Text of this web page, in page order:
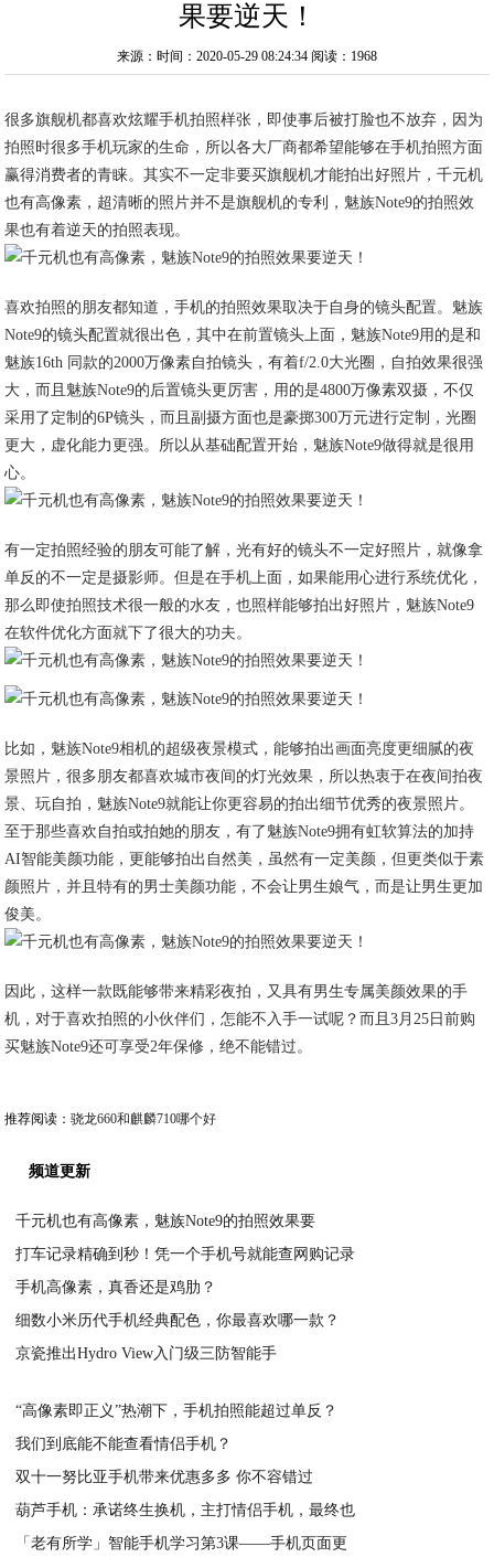
果要逆天！
来源：时间：2020-05-29 08:24:34 阅读：1968
很多旗舰机都喜欢炫耀手机拍照样张，即使事后被打脸也不放弃，因为
拍照时很多手机玩家的生命，所以各大厂商都希望能够在手机拍照方面
赢得消费者的青睐。其实不一定非要买旗舰机才能拍出好照片，千元机
也有高像素，超清晰的照片并不是旗舰机的专利，魅族Note9的拍照效
果也有着逆天的拍照表现。
喜欢拍照的朋友都知道，手机的拍照效果取决于自身的镜头配置。魅族
Note9的镜头配置就很出色，其中在前置镜头上面，魅族Note9用的是和
魅族16th 同款的2000万像素自拍镜头，有着f/2.0大光圈，自拍效果很强
大，而且魅族Note9的后置镜头更厉害，用的是4800万像素双摄，不仅
采用了定制的6P镜头，而且副摄方面也是豪掷300万元进行定制，光圈
更大，虚化能力更强。所以从基础配置开始，魅族Note9做得就是很用
心。
有一定拍照经验的朋友可能了解，光有好的镜头不一定好照片，就像拿
单反的不一定是摄影师。但是在手机上面，如果能用心进行系统优化，
那么即使拍照技术很一般的水友，也照样能够拍出好照片，魅族Note9
在软件优化方面就下了很大的功夫。
比如，魅族Note9相机的超级夜景模式，能够拍出画面亮度更细腻的夜
景照片，很多朋友都喜欢城市夜间的灯光效果，所以热衷于在夜间拍夜
景、玩自拍，魅族Note9就能让你更容易的拍出细节优秀的夜景照片。
至于那些喜欢自拍或拍她的朋友，有了魅族Note9拥有虹软算法的加持
AI智能美颜功能，更能够拍出自然美，虽然有一定美颜，但更类似于素
颜照片，并且特有的男士美颜功能，不会让男生娘气，而是让男生更加
俊美。
因此，这样一款既能够带来精彩夜拍，又具有男生专属美颜效果的手
机，对于喜欢拍照的小伙伴们，怎能不入手一试呢？而且3月25日前购
买魅族Note9还可享受2年保修，绝不能错过。
推荐阅读：骁龙660和麒麟710哪个好
频道更新
千元机也有高像素，魅族Note9的拍照效果要
打车记录精确到秒！凭一个手机号就能查网购记录
手机高像素，真香还是鸡肋？
细数小米历代手机经典配色，你最喜欢哪一款？
京瓷推出Hydro View入门级三防智能手
“高像素即正义”热潮下，手机拍照能超过单反？
我们到底能不能查看情侣手机？
双十一努比亚手机带来优惠多多 你不容错过
葫芦手机：承诺终生换机，主打情侣手机，最终也
「老有所学」智能手机学习第3课——手机页面更